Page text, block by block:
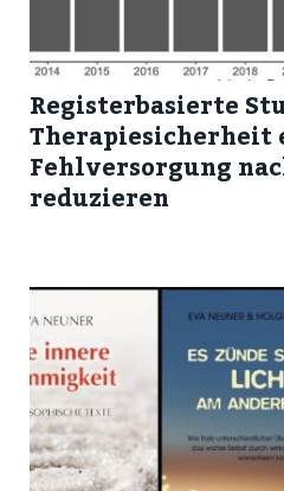
Registerbasierte
Therapiesicherheit
Fehlversorgung
reduzieren